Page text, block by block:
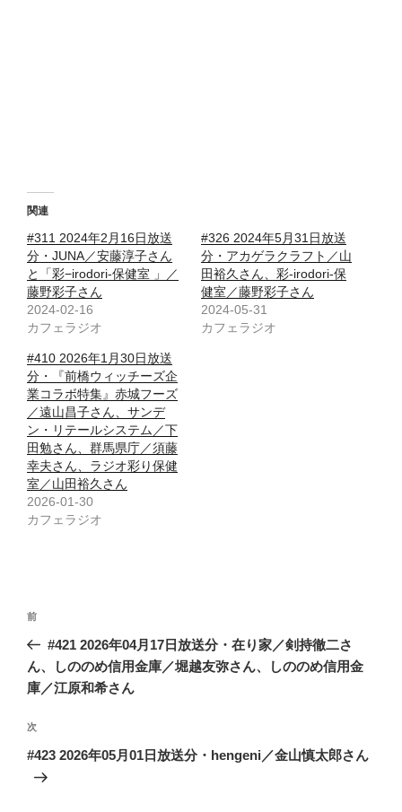
関連
#311 2024年2月16日放送
分・JUNA／安藤淳子さん
と「彩−irodori-保健室 」／
藤野彩子さん
2024-02-16
カフェラジオ
#326 2024年5月31日放送
分・アカゲラクラフト／山
田裕久さん、彩-irodori-保
健室／藤野彩子さん
2024-05-31
カフェラジオ
#410 2026年1月30日放送
分・『前橋ウィッチーズ企
業コラボ特集』赤城フーズ
／遠山昌子さん、サンデ
ン・リテールシステム／下
田勉さん、群馬県庁／須藤
幸夫さん、ラジオ彩り保健
室／山田裕久さん
2026-01-30
カフェラジオ
投
ナ
ビ
ー
シ
ョ
前
の
投
稿
前
#421 2026年04月17日放送分・在り家／剣持徹二さ
ん、しののめ信用金庫／堀越友弥さん、しののめ信用金
庫／江原和希さん
次
の
次
#423 2026年05月01日放送分・hengeni／金山慎太郎さん